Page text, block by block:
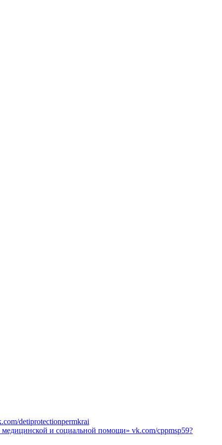
detiprotectionpermkrai
медицинской и социальной помощи» vk.com/cppmsp59?